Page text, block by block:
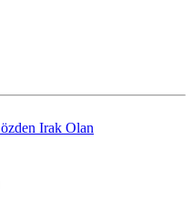
Irak Olan